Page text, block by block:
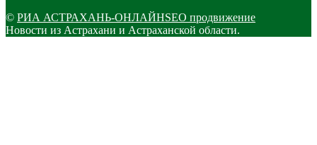
© РИА АСТРАХАНЬ-ОНЛАЙНSEO продвижение
Новости из Астрахани и Астраханской области.